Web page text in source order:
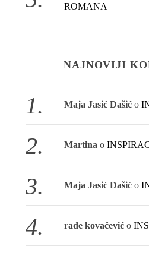
ROMANA
NAJNOVIJI
Maja Jasić Dašić o
Martina o
Maja Jasić Dašić o
rade kovačević o